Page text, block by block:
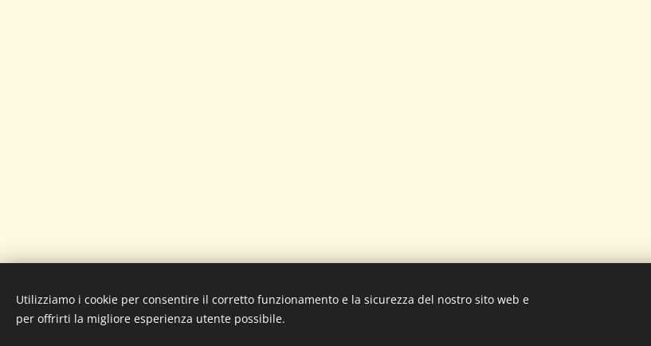
© Psicoterapiacorsotrieste. Corso Trieste 59/A, 00198 Roma-Dott.ssa Verganti
Utilizziamo i cookie per consentire il corretto funzionamento e la sicurezza del nostro sito web e
per offrirti la migliore esperienza utente possibile.